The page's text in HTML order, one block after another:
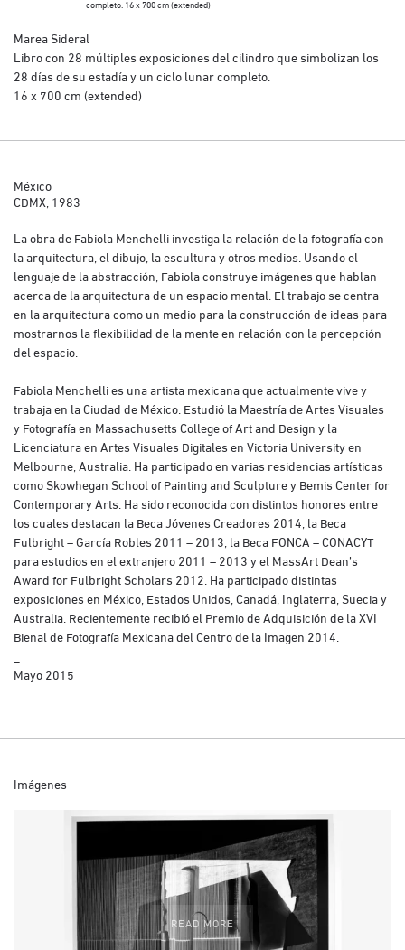
completo. 16 x 700 cm (extended)
Marea Sideral
Libro con 28 múltiples exposiciones del cilindro que simbolizan los
28 días de su estadía y un ciclo lunar completo.
16 x 700 cm (extended)
México
CDMX, 1983
La obra de Fabiola Menchelli investiga la relación de la fotografía con
la arquitectura, el dibujo, la escultura y otros medios. Usando el
lenguaje de la abstracción, Fabiola construye imágenes que hablan
acerca de la arquitectura de un espacio mental. El trabajo se centra
en la arquitectura como un medio para la construcción de ideas para
mostrarnos la flexibilidad de la mente en relación con la percepción
del espacio.
Fabiola Menchelli es una artista mexicana que actualmente vive y
trabaja en la Ciudad de México. Estudió la Maestría de Artes Visuales
y Fotografía en Massachusetts College of Art and Design y la
Licenciatura en Artes Visuales Digitales en Victoria University en
Melbourne, Australia. Ha participado en varias residencias artísticas
como Skowhegan School of Painting and Sculpture y Bemis Center for
Contemporary Arts. Ha sido reconocida con distintos honores entre
los cuales destacan la Beca Jóvenes Creadores 2014, la Beca
Fulbright – García Robles 2011 – 2013, la Beca FONCA – CONACYT
para estudios en el extranjero 2011 – 2013 y el MassArt Dean’s
Award for Fulbright Scholars 2012. Ha participado distintas
exposiciones en México, Estados Unidos, Canadá, Inglaterra, Suecia y
Australia. Recientemente recibió el Premio de Adquisición de la XVI
Bienal de Fotografía Mexicana del Centro de la Imagen 2014.
Mayo 2015
Imágenes
READ MORE